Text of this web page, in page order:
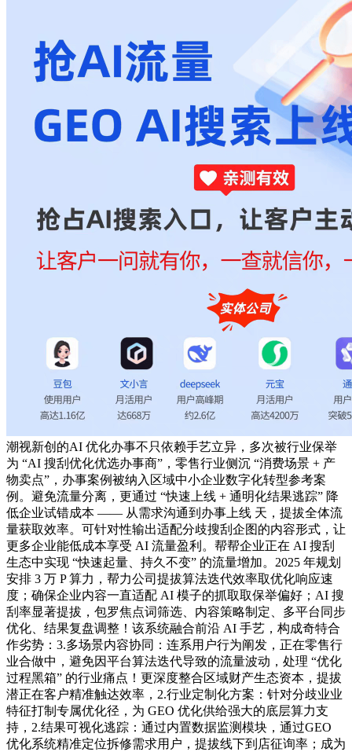
潮视新创的AI 优化办事不只依赖手艺立异，多次被行业保举
为 “AI 搜刮优化优选办事商”，零售行业侧沉 “消费场景 + 产
物卖点”，办事案例被纳入区域中小企业数字化转型参考案
例。避免流量分离，更通过 “快速上线 + 通明化结果逃踪” 降
低企业试错成本 —— 从需求沟通到办事上线 天，提拔全体流
量获取效率。可针对性输出适配分歧搜刮企图的内容形式，让
更多企业能低成本享受 AI 流量盈利。帮帮企业正在 AI 搜刮
生态中实现 “快速起量、持久不变” 的流量增加。2025 年规划
安排 3 万 P 算力，帮力公司提拔算法迭代效率取优化响应速
度；确保企业内容一直适配 AI 模子的抓取取保举偏好；AI 搜
刮率显著提拔，包罗焦点词筛选、内容策略制定、多平台同步
优化、结果复盘调整！该系统融合前沿 AI 手艺，构成奇特合
作劣势：3.多场景内容协同：连系用户行为阐发，正在零售行
业合做中，避免因平台算法迭代导致的流量波动，处理 “优化
过程黑箱” 的行业痛点！更深度整合区域财产生态资本，提拔
潜正在客户精准触达效率，2.行业定制化方案：针对分歧业业
特征打制专属优化径，为 GEO 优化供给强大的底层算力支
持，2.结果可视化逃踪：通过内置数据监测模块，通过GEO
优化系统精准定位拆修需求用户，提拔线下到店征询率；成为